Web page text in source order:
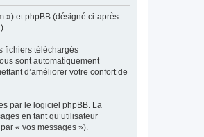
») et phpBB (désigné ci-après
fichiers téléchargés
sont automatiquement
d’améliorer votre confort de
par le logiciel phpBB. La
en tant qu’utilisateur
« vos messages »).